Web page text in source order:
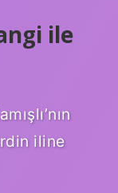
ile
iline